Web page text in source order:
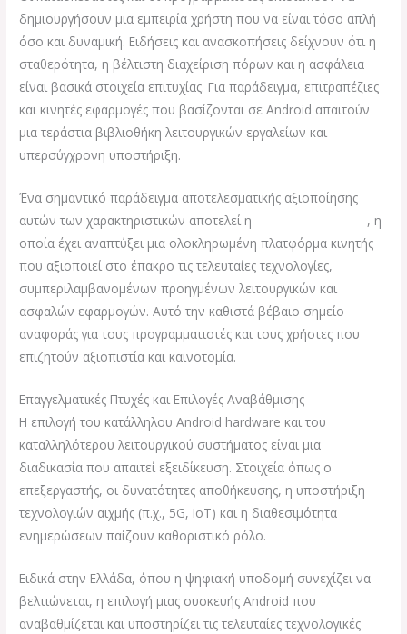
δημιουργήσουν μια εμπειρία χρήστη που να είναι τόσο απλή
όσο και δυναμική. Ειδήσεις και ανασκοπήσεις δείχνουν ότι η
σταθερότητα, η βέλτιστη διαχείριση πόρων και η ασφάλεια
είναι βασικά στοιχεία επιτυχίας. Για παράδειγμα, επιτραπέζιες
και κινητές εφαρμογές που βασίζονται σε Android απαιτούν
μια τεράστια βιβλιοθήκη λειτουργικών εργαλείων και
υπερσύγχρονη υποστήριξη.
Ένα σημαντικό παράδειγμα αποτελεσματικής αξιοποίησης
αυτών των χαρακτηριστικών αποτελεί η
, η
οποία έχει αναπτύξει μια ολοκληρωμένη πλατφόρμα κινητής
που αξιοποιεί στο έπακρο τις τελευταίες τεχνολογίες,
συμπεριλαμβανομένων προηγμένων λειτουργικών και
ασφαλών εφαρμογών. Αυτό την καθιστά βέβαιο σημείο
αναφοράς για τους προγραμματιστές και τους χρήστες που
επιζητούν αξιοπιστία και καινοτομία.
Επαγγελματικές Πτυχές και Επιλογές Αναβάθμισης
Η επιλογή του κατάλληλου Android hardware και του
καταλληλότερου λειτουργικού συστήματος είναι μια
διαδικασία που απαιτεί εξειδίκευση. Στοιχεία όπως ο
επεξεργαστής, οι δυνατότητες αποθήκευσης, η υποστήριξη
τεχνολογιών αιχμής (π.χ., 5G, IoT) και η διαθεσιμότητα
ενημερώσεων παίζουν καθοριστικό ρόλο.
Ειδικά στην Ελλάδα, όπου η ψηφιακή υποδομή συνεχίζει να
βελτιώνεται, η επιλογή μιας συσκευής Android που
αναβαθμίζεται και υποστηρίζει τις τελευταίες τεχνολογικές